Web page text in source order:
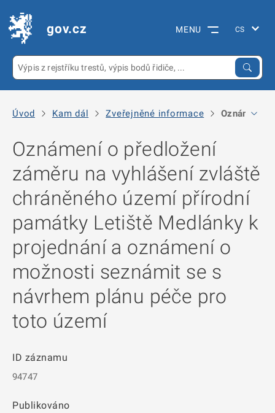
gov.cz MENU
Úvod Kam dál Zveřejněné informace Oznámení
Oznámení o předložení
záměru na vyhlášení zvláště
chráněného území přírodní
památky Letiště Medlánky k
projednání a oznámení o
možnosti seznámit se s
návrhem plánu péče pro
toto území
ID záznamu
94747
Publikováno